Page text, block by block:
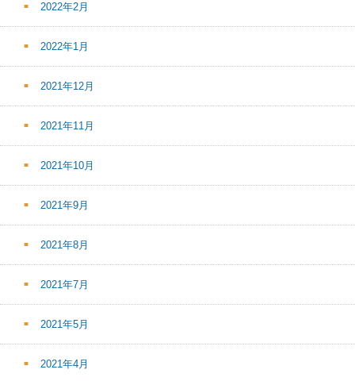
2022年2月
2022年1月
2021年12月
2021年11月
2021年10月
2021年9月
2021年8月
2021年7月
2021年5月
2021年4月